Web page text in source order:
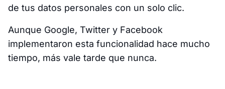
de tus datos personales con un solo clic.
Aunque Google, Twitter y Facebook
implementaron esta funcionalidad hace mucho
tiempo, más vale tarde que nunca.